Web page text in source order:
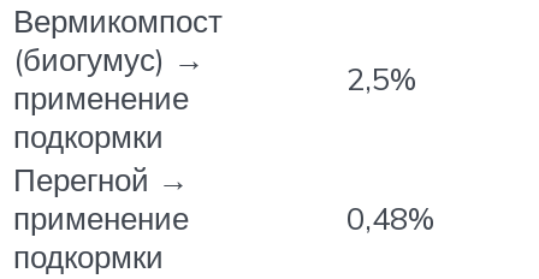
Вермикомпост
(биогумус) →
применение
подкормки
2,5%
Перегной →
применение
подкормки
0,48%